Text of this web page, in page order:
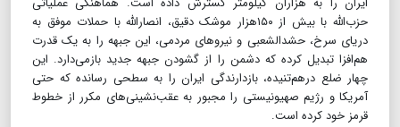
حزب‌الله با بیش از ۱۵۰هزار موشک دقیق، انصارالله با حملات موفق به
دریای سرخ، حشدالشعبی و نیروهای مردمی، این جبهه را به یک قدرت
هم‌افزا تبدیل کرده که دشمن را از گشودن جبهه جدید بازمی‌دارد. این
چهار ضلع درهم‌تنیده، بازدارندگی ایران را به سطحی رسانده که حتی
آمریکا و رژیم صهیونیستی را مجبور به عقب‌نشینی‌های مکرر از خطوط
قرمز خود کرده است.